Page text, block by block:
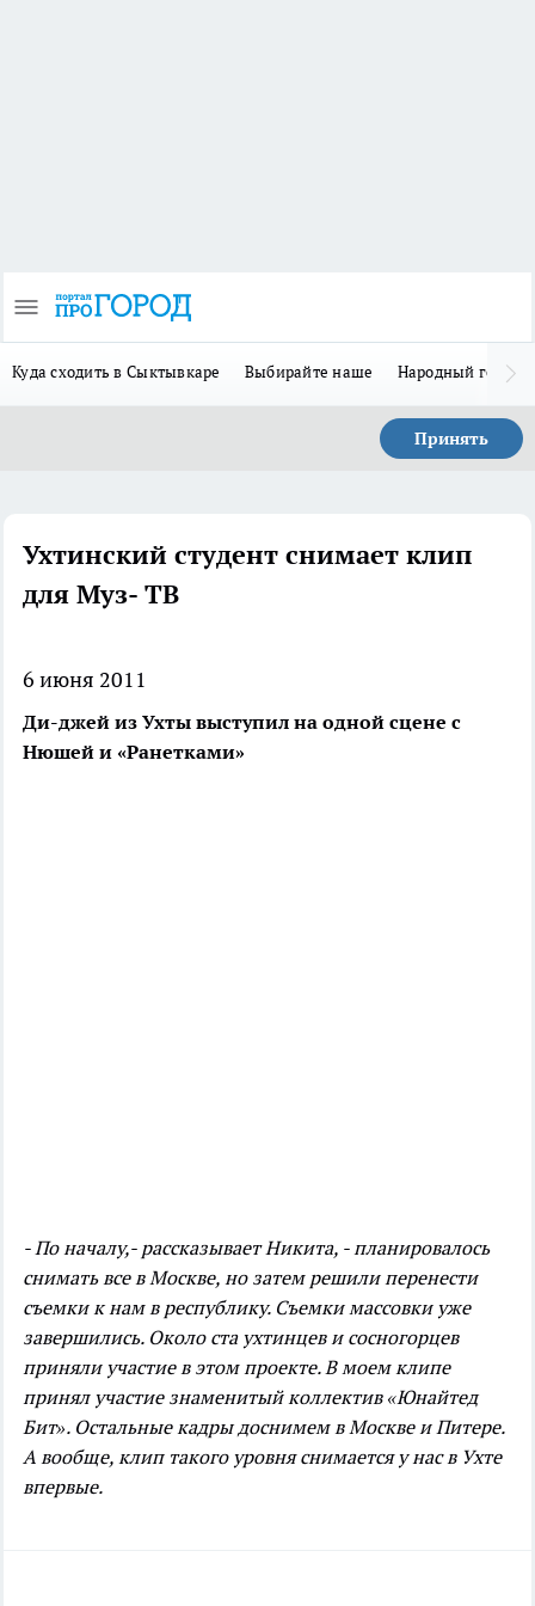
Куда сходить в Сыктывкаре Выбирайте наше Народный герой
Принять
Ухтинский студент снимает клип
для Муз- ТВ
6 июня 2011
Ди-джей из Ухты выступил на одной сцене с
Нюшей и «Ранетками»
- По началу,- рассказывает Никита, - планировалось
снимать все в Москве, но затем решили перенести
съемки к нам в республику. Съемки массовки уже
завершились. Около ста ухтинцев и сосногорцев
приняли участие в этом проекте. В моем клипе
принял участие знаменитый коллектив «Юнайтед
Бит». Остальные кадры доснимем в Москве и Питере.
А вообще, клип такого уровня снимается у нас в Ухте
впервые.